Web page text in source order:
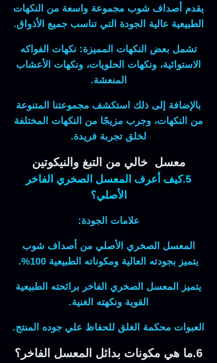
يقدم أصداف شوب مجموعة واسعة من النكهات
الطبيعية عالية الجودة التي تناسب جميع الأذواق.
تشمل بعض النكهات المميزة: نكهات الفواكه
الاستوائية، ونكهات الحلويات، ونكهات الأعشاب
المنعشة.
بالإضافة إلى ذلك استكشف مجموعتنا المتنوعة
من النكهات، وجرب مزيجًا من النكهات المختلفة
لخلق تجربة فريدة.
معسل خالي من التبغ والنيكوتين
5.كيف أعرف المعسل الصخري الفاخر
الأصلي؟
علامات الجودة:
المعسل الصخري الأصلي من أصداف شوب
يتميز بجودته العالية ومكوناته الطبيعية 100%.
يتميز المعسل الصخري الفاخر برائحته الطبيعية
القوية ونكهته الغنية.
العبوات محكمة الغلق للحفاظ علي جوده المنتج.
6.ما هي مكونات بدائل المعسل الفاخر؟